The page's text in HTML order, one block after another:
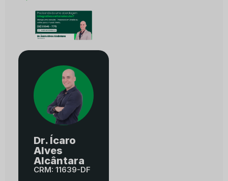
Dr. Ícaro
Alves
Alcântara
CRM: 11639-DF